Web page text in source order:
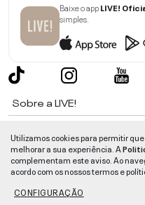
Baixe o appLIVE!
simples.
Sobre a LIVE!
Informações
Utilizamos cookies para permitir
melhorar a sua experiência. A
complementam este aviso. Ao
acordo com os nossos termos e
CONFIGURAÇÃO